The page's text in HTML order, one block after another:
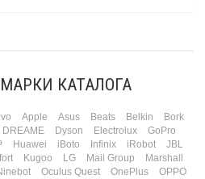
Начнем с первого — потому что он
КАТАЛОГА
Apple Asus Beats Belkin
Bork
DREAME Dyson Electrolux
GoPro
Huawei iBoto Infinix iRobot
JBL
Kugoo LG Mail Group
Marshall
Oculus Quest OnePlus
OPPO